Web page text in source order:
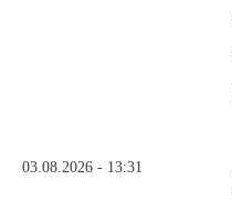
03.08.2026 - 13:31